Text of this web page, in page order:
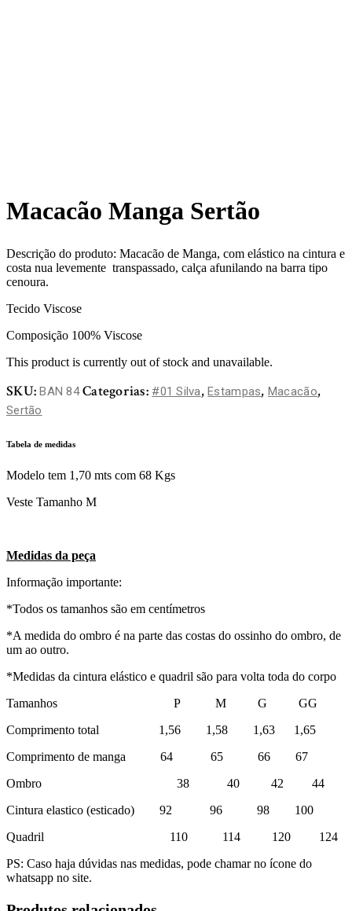
Macacão Manga Sertão
Descrição do produto: Macacão de Manga, com elástico na cintura e
costa nua levemente transpassado, calça afunilando na barra tipo
cenoura.
Tecido Viscose
Composição 100% Viscose
This product is currently out of stock and unavailable.
SKU:BAN 84 Categorias: #01 Silva,Estampas, Macacão,
Sertão
Tabela de medidas
Modelo tem 1,70 mts com 68 Kgs
Veste Tamanho M
Medidas da peça
Informação importante:
*Todos os tamanhos são em centímetros
*A medida do ombro é na parte das costas do ossinho do ombro, de
um ao outro.
*Medidas da cintura elástico e quadril são para volta toda do corpo
Tamanhos P M G GG
Comprimento total 1,56 1,58 1,63 1,65
Comprimento de manga 64 65 66 67
Ombro 38 40 42 44
Cintura elastico (esticado) 92 96 98 100
Quadril 110 114 120 124
PS: Caso haja dúvidas nas medidas, pode chamar no ícone do
whatsapp no site.